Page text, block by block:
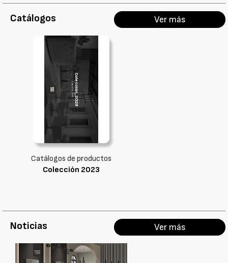
Catálogos Ver más
Catálogos de productos
Colección 2023
Noticias Ver más